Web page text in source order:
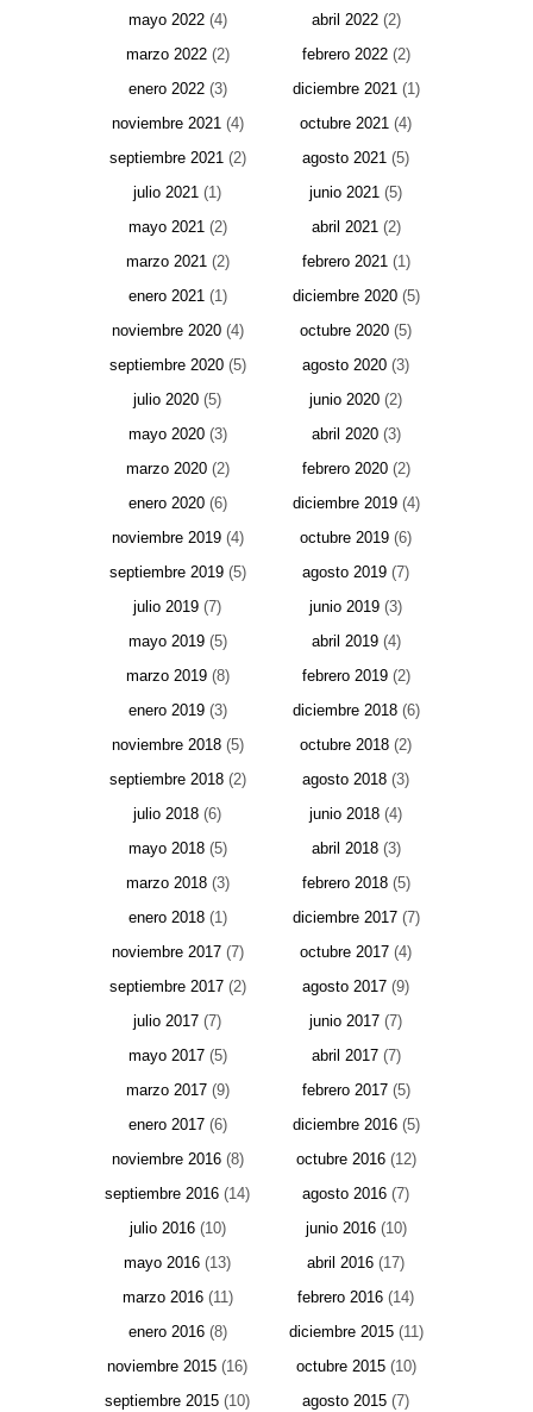
mayo 2022(4) abril 2022(2)
marzo 2022(2) febrero 2022(2)
enero 2022(3) diciembre 2021(1)
noviembre 2021(4) octubre 2021 (4)
septiembre 2021(2) agosto 2021 (5)
julio 2021 (1) junio 2021 (5)
mayo 2021(2) abril 2021(2)
marzo 2021(2) febrero 2021(1)
enero 2021(1) diciembre 2020(5)
noviembre 2020(4) octubre 2020 (5)
septiembre 2020(5) agosto 2020 (3)
julio 2020 (5) junio 2020 (2)
mayo 2020(3) abril 2020(3)
marzo 2020(2) febrero 2020(2)
enero 2020(6) diciembre 2019(4)
noviembre 2019(4) octubre 2019 (6)
septiembre 2019(5) agosto 2019 (7)
julio 2019 (7) junio 2019 (3)
mayo 2019(5) abril 2019(4)
marzo 2019(8) febrero 2019(2)
enero 2019(3) diciembre 2018(6)
noviembre 2018(5) octubre 2018 (2)
septiembre 2018(2) agosto 2018 (3)
julio 2018 (6) junio 2018 (4)
mayo 2018(5) abril 2018(3)
marzo 2018(3) febrero 2018(5)
enero 2018(1) diciembre 2017(7)
noviembre 2017(7) octubre 2017 (4)
septiembre 2017(2) agosto 2017 (9)
julio 2017 (7) junio 2017 (7)
mayo 2017(5) abril 2017(7)
marzo 2017(9) febrero 2017(5)
enero 2017(6) diciembre 2016(5)
noviembre 2016(8) octubre 2016(12)
septiembre 2016 (14) agosto 2016 (7)
julio 2016(10) junio 2016(10)
mayo 2016 (13) abril 2016 (17)
marzo 2016(11) febrero 2016 (14)
enero 2016(8) diciembre 2015(11)
noviembre 2015 (16) octubre 2015(10)
septiembre 2015 (10) agosto 2015 (7)